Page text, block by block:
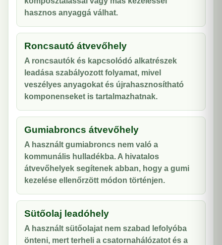
hasznos anyaggá válhat.
Roncsautó átvevőhely
A roncsautók és kapcsolódó alkatrészek
leadása szabályozott folyamat, mivel
veszélyes anyagokat és újrahasznosítható
komponenseket is tartalmazhatnak.
Gumiabroncs átvevőhely
A használt gumiabroncs nem való a
kommunális hulladékba. A hivatalos
átvevőhelyek segítenek abban, hogy a gumi
kezelése ellenőrzött módon történjen.
Sütőolaj leadóhely
A használt sütőolajat nem szabad lefolyóba
önteni, mert terheli a csatornahálózatot és a